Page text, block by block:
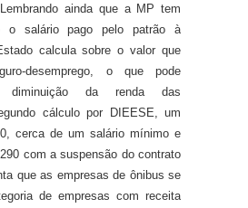
ainda que a MP tem
o salário pago pelo patrão à
calcula sobre o valor que
desemprego, o que pode
diminuição da renda das
cálculo por DIEESE, um
cerca de um salário mínimo e
com a suspensão do contrato
que as empresas de ônibus se
de empresas com receita